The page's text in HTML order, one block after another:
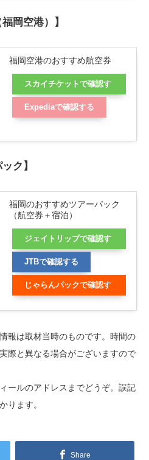
岡空港）】
福岡空港のおすすめ航空券
スカイチケットで確認す
る
Expediaで確認する
ク】
福岡のおすすめツアーパック
（航空券＋宿泊）
ジェイトリップで確認す
る
JTBで確認する
じゃらんパックで確認す
報は取材当時のものです。時間の
際と異なる場合がございますので
ールのアドレスまでどうぞ。誤記
ります。
Share